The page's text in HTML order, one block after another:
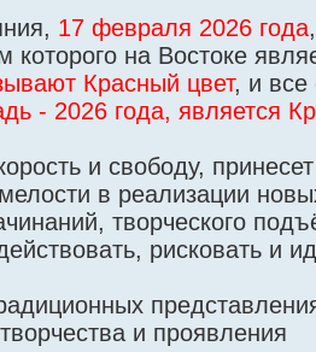
17 февраля 2026 года
на Востоке
Красный цвет, и все
- 2026 года, является
и свободу, принесет
в реализации
творческого
рисковать и
и проявления